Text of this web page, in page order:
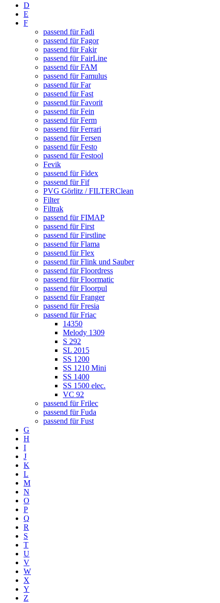
D
E
F
passend für Fadi
passend für Fagor
passend für Fakir
passend für FairLine
passend für FAM
passend für Famulus
passend für Far
passend für Fast
passend für Favorit
passend für Fein
passend für Ferm
passend für Ferrari
passend für Fersen
passend für Festo
passend für Festool
Fevik
passend für Fidex
passend für Fif
PVG Görlitz / FILTERClean
Filter
Filtrak
passend für FIMAP
passend für First
passend für Firstline
passend für Flama
passend für Flex
passend für Flink und Sauber
passend für Floordress
passend für Floormatic
passend für Floorpul
passend für Franger
passend für Fresia
passend für Friac
14350
Melody 1309
S 292
SL 2015
SS 1200
SS 1210 Mini
SS 1400
SS 1500 elec.
VC 92
passend für Frilec
passend für Fuda
passend für Fust
G
H
I
J
K
L
M
N
O
P
Q
R
S
T
U
V
W
X
Y
Z